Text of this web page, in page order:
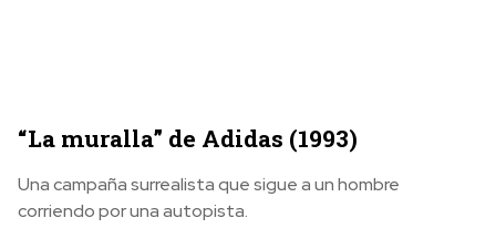
“La muralla” de Adidas (1993)
Una campaña surrealista que sigue a un hombre
corriendo por una autopista.